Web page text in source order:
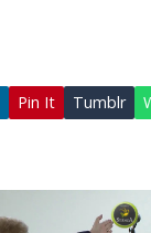
Pin It Tumblr